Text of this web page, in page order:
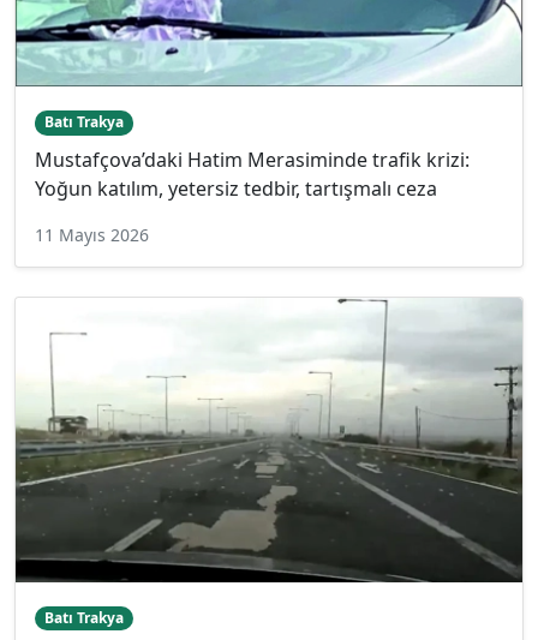
Batı Trakya
Mustafçova’daki Hatim Merasiminde trafik krizi:
Yoğun katılım, yetersiz tedbir, tartışmalı ceza
11 Mayıs 2026
Batı Trakya